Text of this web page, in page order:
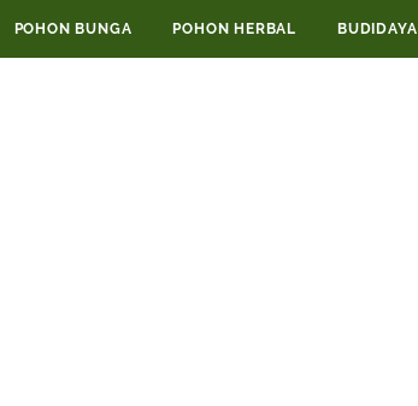
POHON BUNGA POHON HERBAL BUDIDAYA